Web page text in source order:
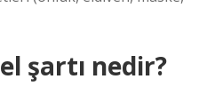
şartı nedir?